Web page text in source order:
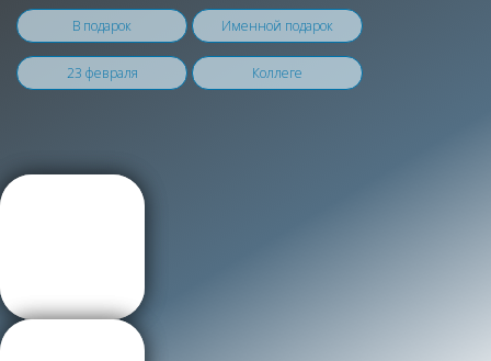
В подарок Именной подарок
23 февраля Коллеге